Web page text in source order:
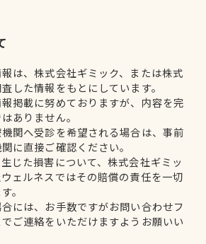
は、株式会社ギミック、または株式
した情報をもとにしています。
掲載に努めておりますが、内容を完
ありません。
関へ受診を希望される場合は、事前
に直接ご確認ください。
じた損害について、株式会社ギミッ
ェルネスではその賠償の責任を一切
。
には、お手数ですがお問い合わせフ
ご連絡をいただけますようお願いい